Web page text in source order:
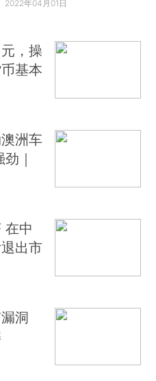
2022年04月01日
，操
基本
洲车
｜
在中
出市
洞